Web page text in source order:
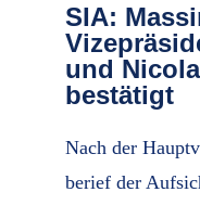
SIA:
und
bestätigt
Nach der
berief der